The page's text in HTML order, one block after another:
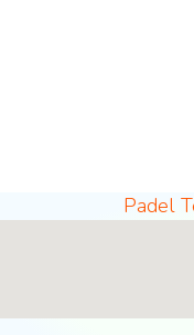
Padel
Padel Standorte